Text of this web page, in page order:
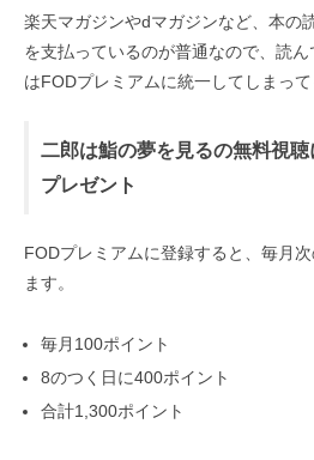
楽天マガジンやdマガジンなど、本の
を支払っているのが普通なので、読
はFODプレミアムに統一してしまって
二郎は鮨の夢を見るの無料視聴
プレゼント
FODプレミアムに登録すると、毎月
ます。
毎月100ポイント
8のつく日に400ポイント
合計1,300ポイント